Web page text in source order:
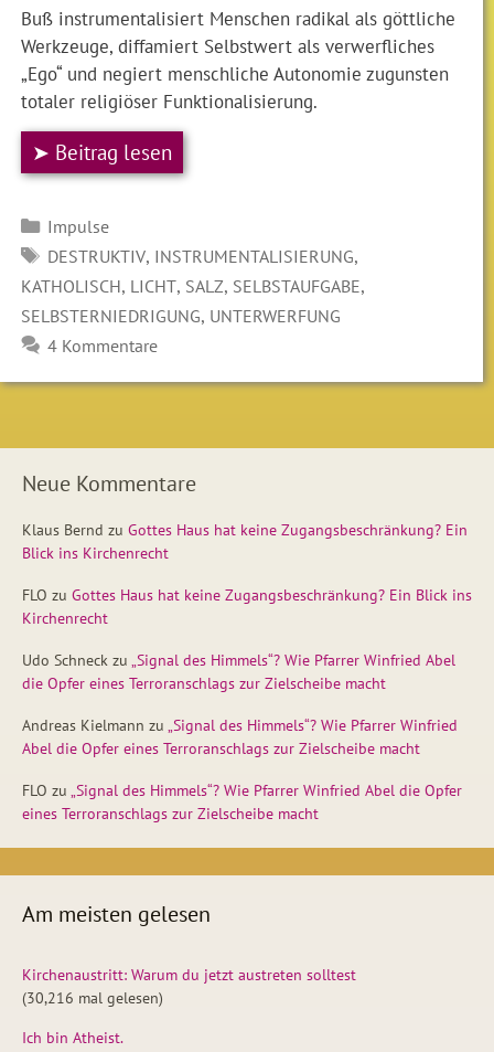
Buß instrumentalisiert Menschen radikal als göttliche
Werkzeuge, diffamiert Selbstwert als verwerfliches
„Ego“ und negiert menschliche Autonomie zugunsten
totaler religiöser Funktionalisierung.
➤ Beitrag lesen
Kategorien
Impulse
SCHLAGWÖRTER
DESTRUKTIV, INSTRUMENTALISIERUNG,
KATHOLISCH, LICHT, SALZ, SELBSTAUFGABE,
SELBSTERNIEDRIGUNG, UNTERWERFUNG
4 Kommentare
Neue Kommentare
Klaus Bernd zu Gottes Haus hat keine Zugangsbeschränkung? Ein
Blick ins Kirchenrecht
FLO zu Gottes Haus hat keine Zugangsbeschränkung? Ein Blick ins
Kirchenrecht
Udo Schneck zu „Signal des Himmels“? Wie Pfarrer Winfried Abel
die Opfer eines Terroranschlags zur Zielscheibe macht
Andreas Kielmann zu „Signal des Himmels“? Wie Pfarrer Winfried
Abel die Opfer eines Terroranschlags zur Zielscheibe macht
FLO zu „Signal des Himmels“? Wie Pfarrer Winfried Abel die Opfer
eines Terroranschlags zur Zielscheibe macht
Am meisten gelesen
Kirchenaustritt: Warum du jetzt austreten solltest
(30,216 mal gelesen)
Ich bin Atheist.